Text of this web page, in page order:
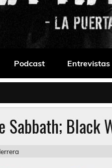
235
Podcast Entrevistas
Sabbath; Black